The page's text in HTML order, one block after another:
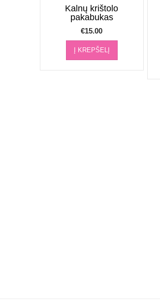
Kalnų krištolo
pakabukas
€15.00
Į KREPŠELĮ